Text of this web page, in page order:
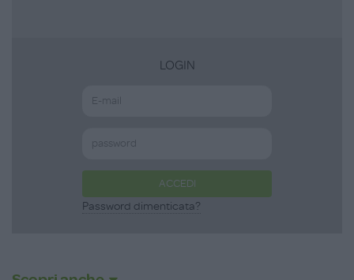
LOGIN
ACCEDI
Password dimenticata?